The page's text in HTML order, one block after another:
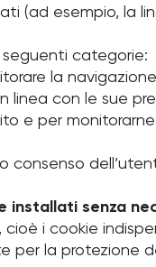
(ad esempio, la
categorie:
la
linea con le sue
e per
consenso
installati senza
i cookie
la protezione